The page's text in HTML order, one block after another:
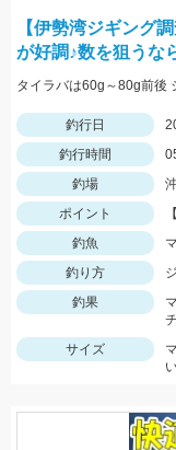
【伊勢湾ジギング
が好調♪数を狙うな
釣行日
釣行時間
釣場
ポイント
釣魚
釣り方
釣果
サイズ